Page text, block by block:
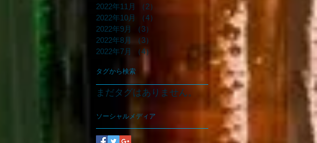
2022年11月
（2）
2022年10月
（4）
2022年9月
（3）
2022年8月
（3）
2022年7月
（4）
タグから検索
まだタグはありません。
ソーシャルメディア